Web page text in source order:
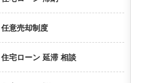
任意売却制度
住宅ローン 延滞 相談